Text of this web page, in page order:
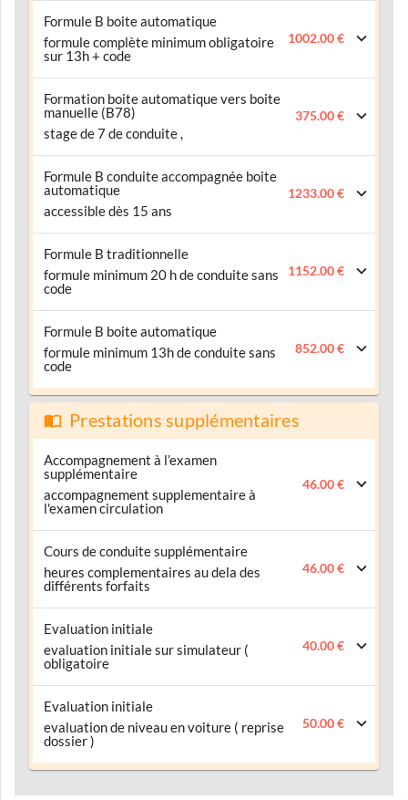
Formule B boite automatique
formule complète minimum obligatoire
sur 13h + code
1002.00 €
Formation boite automatique vers boite
manuelle (B78)
stage de 7 de conduite ,
375.00 €
Formule B conduite accompagnée boite
automatique
accessible dès 15 ans
1233.00 €
Formule B traditionnelle
formule minimum 20 h de conduite sans
code
1152.00 €
Formule B boite automatique
formule minimum 13h de conduite sans
code
852.00 €
Prestations supplémentaires
Accompagnement à l’examen
supplémentaire
accompagnement supplementaire à
l'examen circulation
46.00 €
Cours de conduite supplémentaire
heures complementaires au dela des
différents forfaits
46.00 €
Evaluation initiale
evaluation initiale sur simulateur (
obligatoire
40.00 €
Evaluation initiale
evaluation de niveau en voiture ( reprise
dossier )
50.00 €